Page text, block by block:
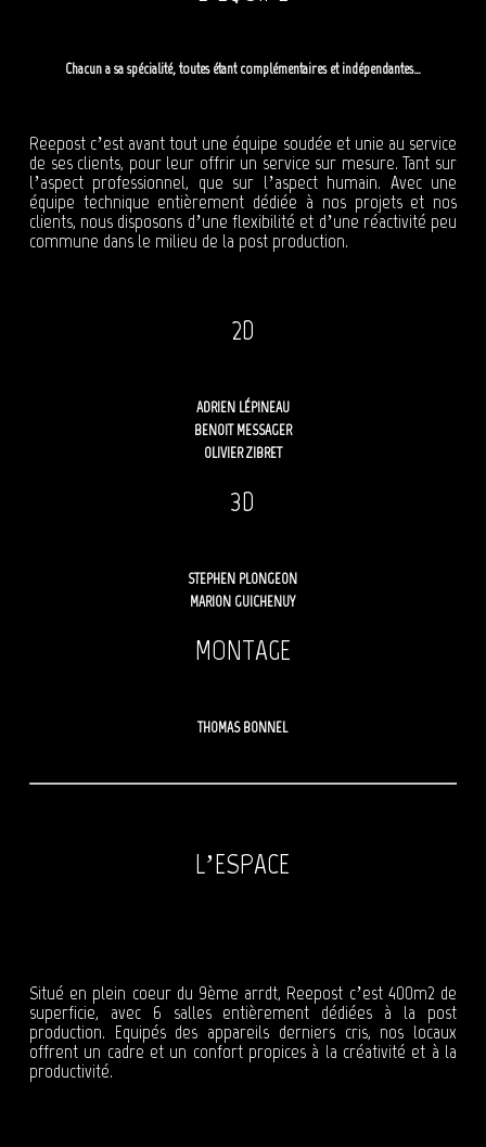
Chacun a sa spécialité, toutes étant complémentaires et indépendantes…
Reepost c’est avant tout une équipe soudée et unie au service
de ses clients, pour leur offrir un service sur mesure. Tant sur
l’aspect professionnel, que sur l’aspect humain. Avec une
équipe technique entièrement dédiée à nos projets et nos
clients, nous disposons d’une flexibilité et d’une réactivité peu
commune dans le milieu de la post production.
2D
ADRIEN LÉPINEAU
BENOIT MESSAGER
OLIVIER ZIBRET
3D
STEPHEN PLONGEON
MARION GUICHENUY
MONTAGE
THOMAS BONNEL
L’ESPACE
Situé en plein coeur du 9ème arrdt, Reepost c’est 400m2 de
superficie, avec 6 salles entièrement dédiées à la post
production. Equipés des appareils derniers cris, nos locaux
offrent un cadre et un confort propices à la créativité et à la
productivité.